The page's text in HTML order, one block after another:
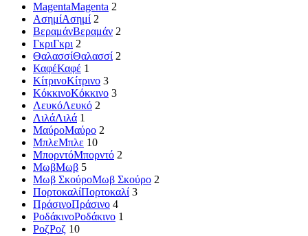
MagentaMagenta 2
ΑσημίΑσημί 2
ΒεραμάνΒεραμάν 2
ΓκριΓκρι 2
ΘαλασσίΘαλασσί 2
ΚαφέΚαφέ 1
ΚίτρινοΚίτρινο 3
ΚόκκινοΚόκκινο 3
ΛευκόΛευκό 2
ΛιλάΛιλά 1
ΜαύροΜαύρο 2
ΜπλεΜπλε 10
ΜπορντόΜπορντό 2
ΜωβΜωβ 5
Μωβ ΣκούροΜωβ Σκούρο 2
ΠορτοκαλίΠορτοκαλί 3
ΠράσινοΠράσινο 4
ΡοδάκινοΡοδάκινο 1
ΡοζΡοζ 10